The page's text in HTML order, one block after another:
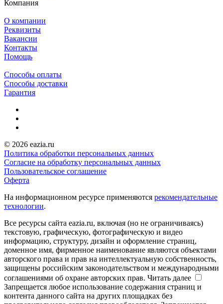
Компания
О компании
Реквизиты
Вакансии
Контакты
Помощь
Способы оплаты
Способы доставки
Гарантия
© 2026 eazia.ru
Политика обработки персональных данных
Согласие на обработку персональных данных
Пользовательское соглашение
Оферта
На информационном ресурсе применяются рекомендательные
технологии.
Все ресурсы сайта eazia.ru, включая (но не ограничиваясь)
текстовую, графическую, фотографическую и видео
информацию, структуру, дизайн и оформление страниц,
доменное имя, фирменное наименование являются объектами
авторского права и прав на интеллектуальную собственность,
защищены российским законодательством и международными
соглашениями об охране авторских прав. Читать далее
Запрещается любое использование содержания страниц и
контента данного сайта на других площадках без